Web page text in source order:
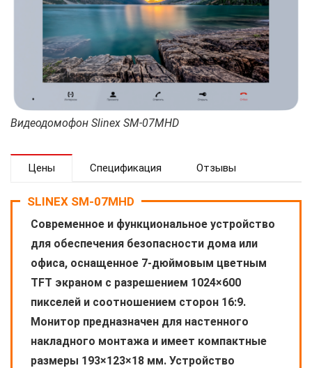
Видеодомофон Slinex SM-07MHD
Цены Спецификация Отзывы
SLINEX SM-07MHD
Современное и функциональное устройство
для обеспечения безопасности дома или
офиса, оснащенное 7-дюймовым цветным
TFT экраном с разрешением 1024×600
пикселей и соотношением сторон 16:9.
Монитор предназначен для настенного
накладного монтажа и имеет компактные
размеры 193×123×18 мм. Устройство